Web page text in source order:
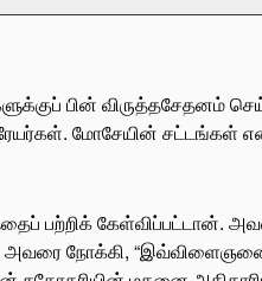
பின்
மோசேயின் சட்டங்கள்
பற்றிக் கேள்விப்பட்டான்.
அவரை நோக்கி,